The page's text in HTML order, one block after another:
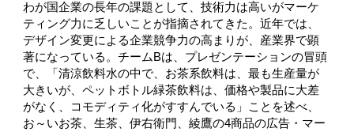
わが国企業の長年の課題として、技術力は高いがマーケ
ティング力に乏しいことが指摘されてきた。近年では、
デザイン変更による企業競争力の高まりが、産業界で顕
著になっている。チームBは、プレゼンテーションの冒頭
で、「清涼飲料水の中で、お茶系飲料は、最も生産量が
大きいが、ペットボトル緑茶飲料は、価格や製品に大差
がなく、コモディティ化がすすんでいる」ことを述べ、
お～いお茶、生茶、伊右衛門、綾鷹の4商品の広告・マー